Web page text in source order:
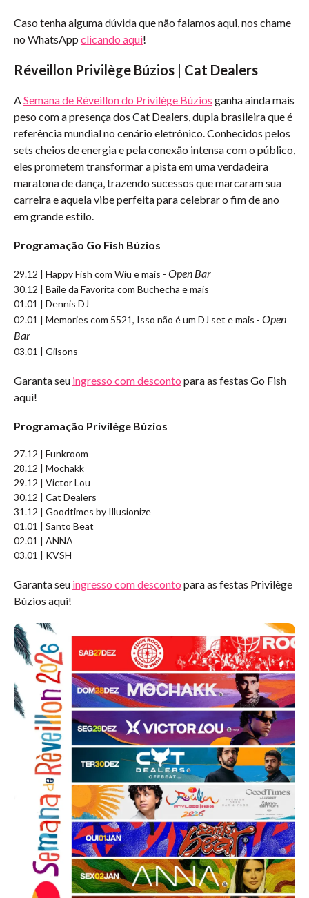
Caso tenha alguma dúvida que não falamos aqui, nos chame
no WhatsApp clicando aqui!
Réveillon Privilège Búzios | Cat Dealers
ASemana de Réveillon do Privilège Búzios ganha ainda mais
peso com a presença dos Cat Dealers, dupla brasileira que é
referência mundial no cenário eletrônico. Conhecidos pelos
sets cheios de energia e pela conexão intensa com o público,
eles prometem transformar a pista em uma verdadeira
maratona de dança, trazendo sucessos que marcaram sua
carreira e aquela vibe perfeita para celebrar o fim de ano
em grande estilo.
Programação Go Fish Búzios
29.12 | Happy Fish com Wiu e mais - Open Bar
30.12 | Baile da Favorita com Buchecha e mais
01.01 | Dennis DJ
02.01 | Memories com 5521, Isso não é um DJ set e mais - Open
Bar
03.01 | Gilsons
Garanta seu ingresso com desconto para as festas Go Fish
aqui!
Programação Privilège Búzios
27.12 | Funkroom
28.12 | Mochakk
29.12 | Victor Lou
30.12 | Cat Dealers
31.12 | Goodtimes by Illusionize
01.01 | Santo Beat
02.01 | ANNA
03.01 | KVSH
Garanta seu ingresso com desconto para as festas Privilège
Búzios aqui!